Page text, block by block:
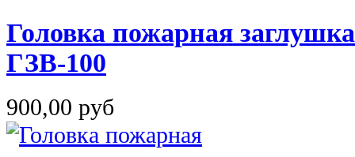
Головка пожарная
ГЗВ-100
900,00 руб